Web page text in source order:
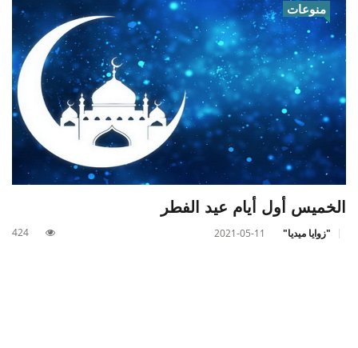
منوعات
الخميس أول أيام عيد الفطر
"زوايا ميديا" 2021-05-11
424